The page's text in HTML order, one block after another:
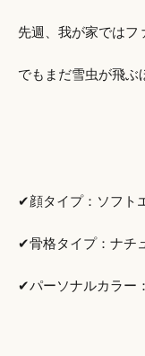
先週、我が家ではフ
でもまだ雪虫が飛ぶ
✔顔タイプ：ソフト
✔骨格タイプ：ナチ
✔パーソナルカラー